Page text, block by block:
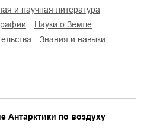
и научная литература
науки о Земле
знания и навыки
Антарктики по воздуху